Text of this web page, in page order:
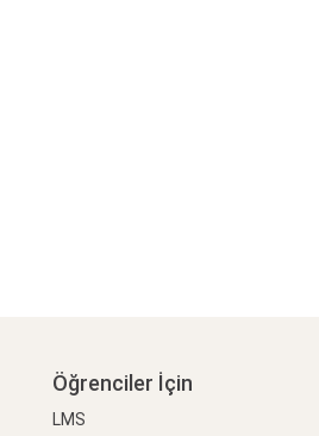
Öğrenciler İçin
LMS